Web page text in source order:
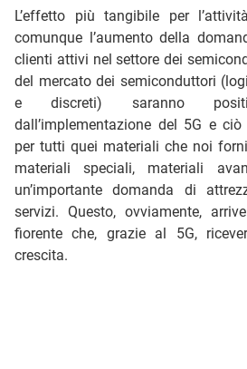
L’effetto più tangibile per
comunque l’aumento della
clienti attivi nel settore dei
del mercato dei semiconduttori
e discreti) saranno
dall’implementazione del 5G e
per tutti quei materiali che noi
materiali speciali, materiali
un’importante domanda di
servizi. Questo, ovviamente,
fiorente che, grazie al 5G,
crescita.